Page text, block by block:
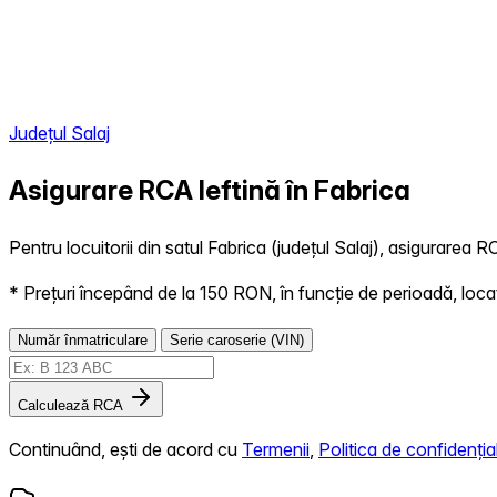
Județul Salaj
Asigurare RCA Ieftină în Fabrica
Pentru locuitorii din satul Fabrica (județul Salaj), asigurarea
* Prețuri începând de la 150 RON, în funcție de perioadă,
Număr înmatriculare Serie caroserie (VIN)
Calculează RCA
Continuând, ești de acord cu Termenii Politica de